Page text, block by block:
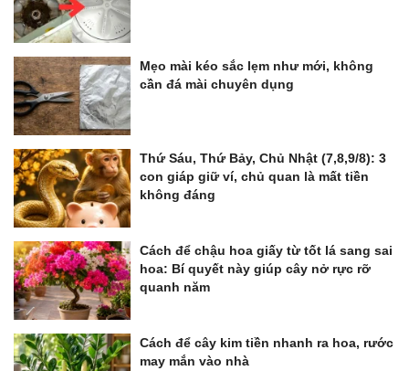
Mẹo mài kéo sắc lẹm như mới, không
cần đá mài chuyên dụng
Thứ Sáu, Thứ Bảy, Chủ Nhật (7,8,9/8): 3
con giáp giữ ví, chủ quan là mất tiền
không đáng
Cách để chậu hoa giấy từ tốt lá sang sai
hoa: Bí quyết này giúp cây nở rực rỡ
quanh năm
Cách để cây kim tiền nhanh ra hoa, rước
may mắn vào nhà